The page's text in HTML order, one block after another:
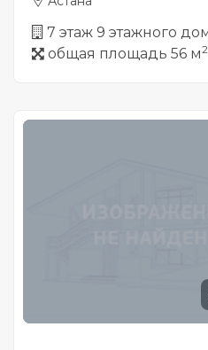
7 этаж 9 этажного
общая площадь 56 м2